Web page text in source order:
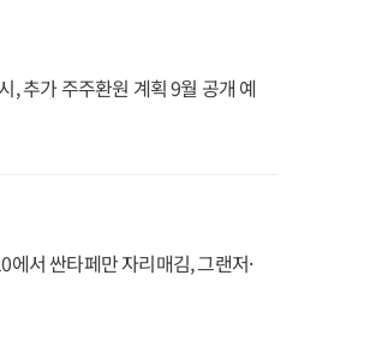
, 추가 주주환원 계획 9월 공개 예
서 싼타페만 자리매김, 그랜저·